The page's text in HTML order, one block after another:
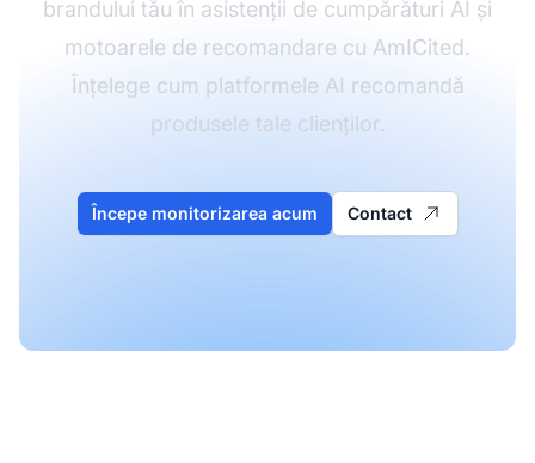
brandului tău în asistenții de cumpărături AI și
motoarele de recomandare cu AmICited.
Înțelege cum platformele AI recomandă
produsele tale clienților.
Începe monitorizarea acum Contact